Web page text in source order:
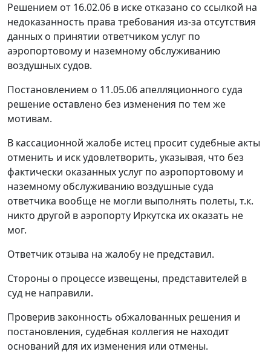
Решением от 16.02.06 в иске отказано со ссылкой на
недоказанность права требования из-за отсутствия
данных о принятии ответчиком услуг по
аэропортовому и наземному обслуживанию
воздушных судов.
Постановлением о 11.05.06 апелляционного суда
решение оставлено без изменения по тем же
мотивам.
В кассационной жалобе истец просит судебные акты
отменить и иск удовлетворить, указывая, что без
фактически оказанных услуг по аэропортовому и
наземному обслуживанию воздушные суда
ответчика вообще не могли выполнять полеты, т.к.
никто другой в аэропорту Иркутска их оказать не
мог.
Ответчик отзыва на жалобу не представил.
Стороны о процессе извещены, представителей в
суд не направили.
Проверив законность обжалованных решения и
постановления, судебная коллегия не находит
оснований для их изменения или отмены.